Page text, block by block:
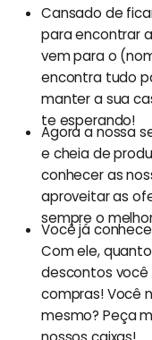
Cansado de
para encontrar
vem para o
encontra tudo
manter a sua
te esperando!
Agora a nossa
e cheia de
conhecer as
aproveitar as
sempre o
Você já
Com ele,
descontos você
compras! Você
mesmo? Peça